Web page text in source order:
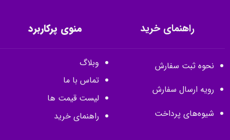
راهنمای خرید
نحوه ثبت سفارش
رویه ارسال سفارش
شیوه‌های پرداخت
منوی پرکاربرد
وبلاگ
تماس با ما
لیست قیمت ها
راهنمای خرید